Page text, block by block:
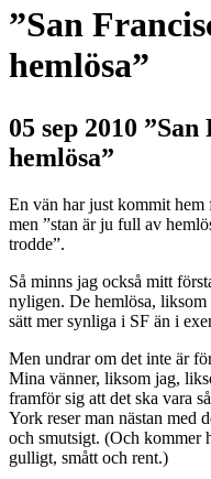
”San
hemlösa”
05 sep 2010
hemlösa”
En vän har just kommit hem
men ”stan är ju full av
trodde”.
Så minns jag också mitt
nyligen. De hemlösa, liksom
sätt mer synliga i SF än i
Men undrar om det inte är
Mina vänner, liksom jag,
framför sig att det ska vara
York reser man nästan med
och smutsigt. (Och kommer
gulligt, smått och rent.)